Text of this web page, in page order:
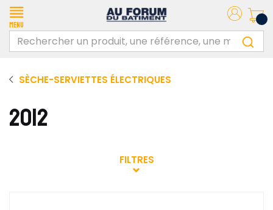
Menu
SÈCHE-SERVIETTES ÉLECTRIQUES
2012
FILTRES